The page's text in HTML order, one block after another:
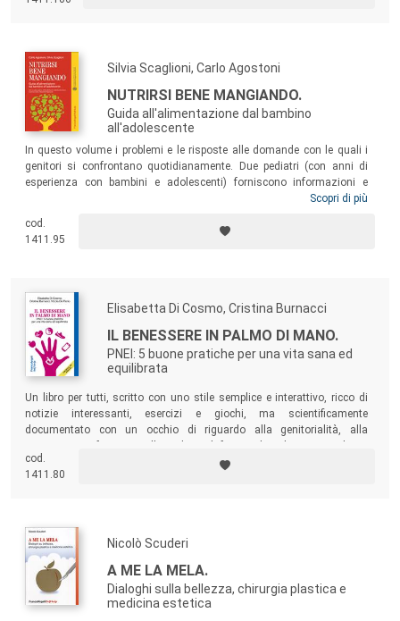
dai primi mesi di vita, per mettere in atto tutte le strategie preventive in
Silvia Scaglioni, Carlo Agostoni
NUTRIRSI BENE MANGIANDO.
Guida all'alimentazione dal bambino
all'adolescente
In questo volume i problemi e le risposte alle domande con le quali i
genitori si confrontano quotidianamente. Due pediatri (con anni di
esperienza con bambini e adolescenti) forniscono informazioni e
suggeriscono le strategie per un rapporto sereno e allo stesso tempo
crescita, evita carenze nutrizionali e contribuisce a prevenire le
malattie che trovano nella dieta, già a partire dai primi anni di vita, una
Scopri di più
cod.
1411.95
Elisabetta Di Cosmo, Cristina Burnacci
IL BENESSERE IN PALMO DI MANO.
PNEI: 5 buone pratiche per una vita sana ed
equilibrata
Un libro per tutti, scritto con uno stile semplice e interattivo, ricco di
notizie interessanti, esercizi e giochi, ma scientificamente
documentato con un occhio di riguardo alla genitorialità, alla
buone pratiche vi metteranno nelle condizioni di ritrovare equilibrio e
benessere per una vita sorridente e longeva.
cod.
1411.80
Nicolò Scuderi
A ME LA MELA.
Dialoghi sulla bellezza, chirurgia plastica e
medicina estetica